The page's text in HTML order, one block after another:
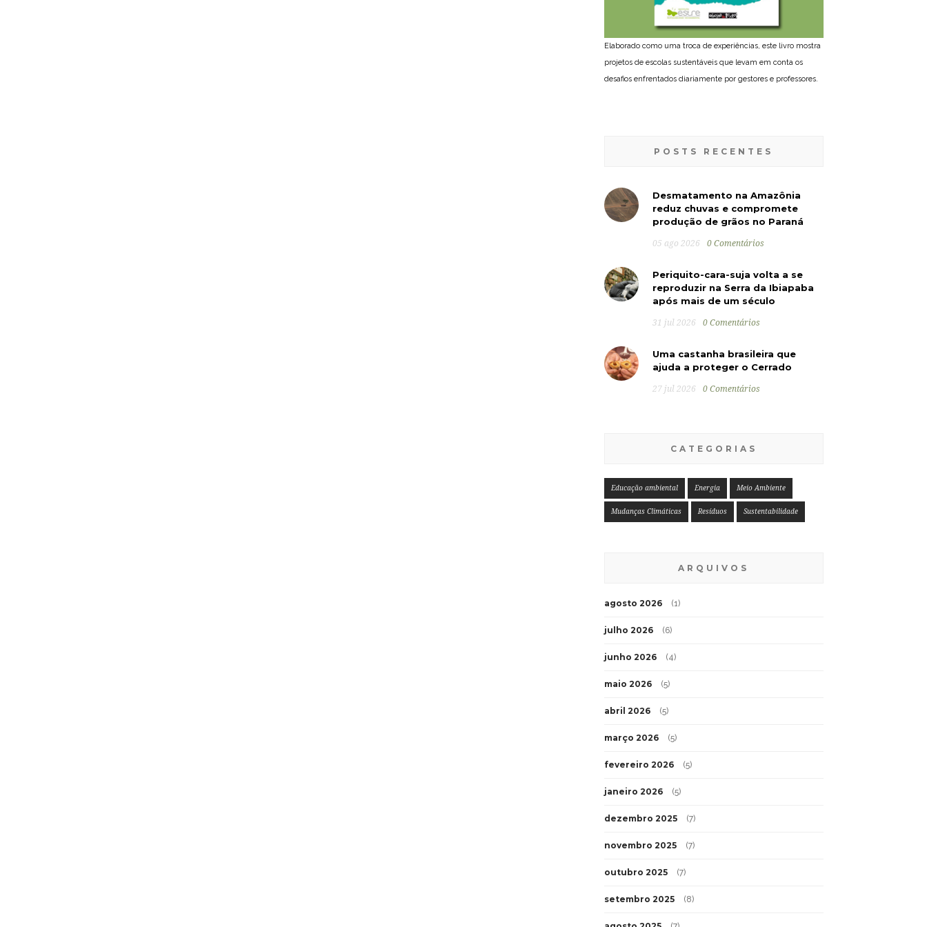
Elaborado como uma troca de experiências, este livro mostra
projetos de escolas sustentáveis que levam em conta os
desafios enfrentados diariamente por gestores e professores.
POSTS RECENTES
Desmatamento na Amazônia
reduz chuvas e compromete
produção de grãos no Paraná
05 ago 2026 0 Comentários
Periquito-cara-suja volta a se
reproduzir na Serra da Ibiapaba
após mais de um século
31 jul 2026 0 Comentários
Uma castanha brasileira que
ajuda a proteger o Cerrado
27 jul 2026 0 Comentários
CATEGORIAS
Educação ambiental Energia Meio Ambiente
Mudanças Climáticas Resíduos Sustentabilidade
ARQUIVOS
agosto 2026 (1)
julho 2026 (6)
junho 2026 (4)
maio 2026 (5)
abril 2026 (5)
março 2026 (5)
fevereiro 2026 (5)
janeiro 2026 (5)
dezembro 2025 (7)
novembro 2025 (7)
outubro 2025 (7)
setembro 2025 (8)